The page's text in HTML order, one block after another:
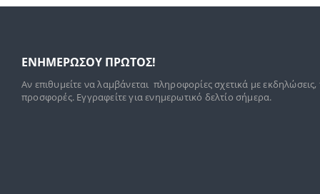
ΕΝΗΜΕΡΩΣΟΥ ΠΡΩΤΟΣ!
Αν επιθυμείτε να λαμβάνεται πληροφορίες σχετικά με εκδηλώσεις,
προσφορές. Εγγραφείτε για ενημερωτικό δελτίο σήμερα.